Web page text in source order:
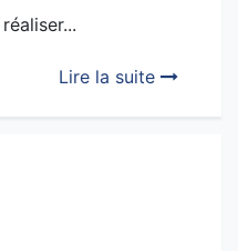
Lire la suite